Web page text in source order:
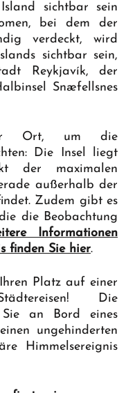
sichtbar sein
bei dem der
verdeckt, wird
sichtbar sein,
Reykjavík, der
Snæfellsnes
Ort, um die
Die Insel liegt
der maximalen
außerhalb der
Zudem gibt es
die Beobachtung
Informationen
finden Sie hier.
Platz auf einer
Die
Sie an Bord eines
ungehinderten
Himmelsereignis